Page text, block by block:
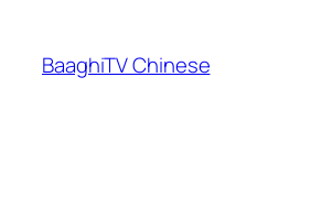
content
BaaghiTV Chinese